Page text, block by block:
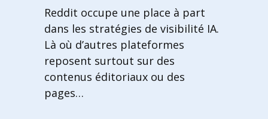
Reddit occupe une place à part
dans les stratégies de visibilité IA.
Là où d’autres plateformes
reposent surtout sur des
contenus éditoriaux ou des
pages…